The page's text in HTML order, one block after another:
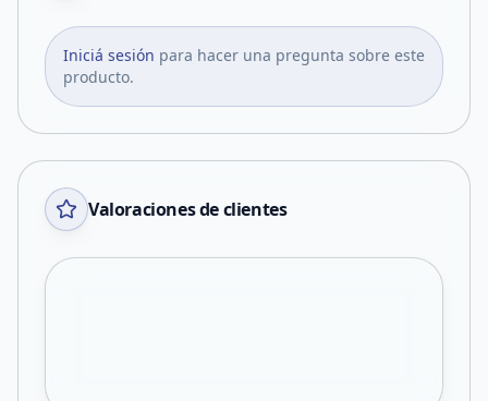
Iniciá sesión para hacer una pregunta sobre este
producto.
Valoraciones de clientes